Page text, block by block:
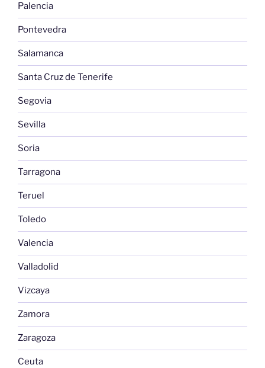
Palencia
Pontevedra
Salamanca
Santa Cruz de Tenerife
Segovia
Sevilla
Soria
Tarragona
Teruel
Toledo
Valencia
Valladolid
Vizcaya
Zamora
Zaragoza
Ceuta